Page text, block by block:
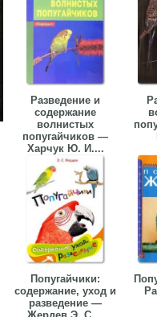
Разведение и
содержание
волнистых
попугайчиков —
Харчук Ю. И....
Попугайчики:
содержание, уход и
разведение —